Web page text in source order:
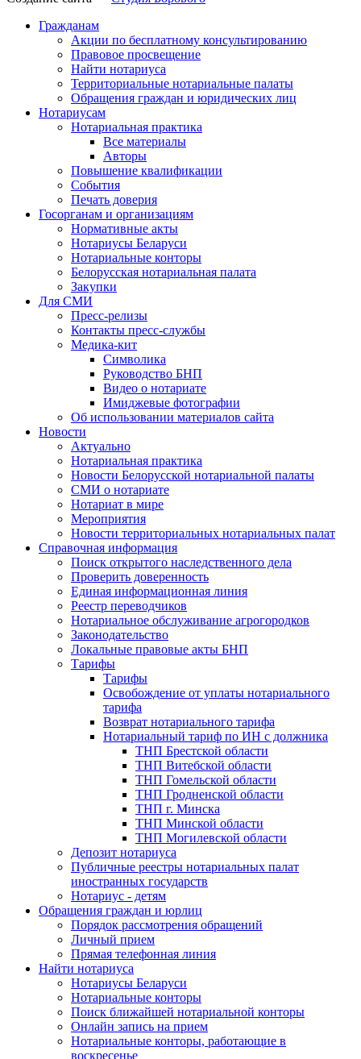
Гражданам
Акции по бесплатному консультированию
Правовое просвещение
Найти нотариуса
Территориальные нотариальные палаты
Обращения граждан и юридических лиц
Нотариусам
Нотариальная практика
Все материалы
Авторы
Повышение квалификации
События
Печать доверия
Госорганам и организациям
Нормативные акты
Нотариусы Беларуси
Нотариальные конторы
Белорусская нотариальная палата
Закупки
Для СМИ
Пресс-релизы
Контакты пресс-службы
Медика-кит
Символика
Руководство БНП
Видео о нотариате
Имиджевые фотографии
Об использовании материалов сайта
Новости
Актуально
Нотариальная практика
Новости Белорусской нотариальной палаты
СМИ о нотариате
Нотариат в мире
Мероприятия
Новости территориальных нотариальных палат
Справочная информация
Поиск открытого наследственного дела
Проверить доверенность
Единая информационная линия
Реестр переводчиков
Нотариальное обслуживание агрогородков
Законодательство
Локальные правовые акты БНП
Тарифы
Тарифы
Освобождение от уплаты нотариального
тарифа
Возврат нотариального тарифа
Нотариальный тариф по ИН с должника
ТНП Брестской области
ТНП Витебской области
ТНП Гомельской области
ТНП Гродненской области
ТНП г. Минска
ТНП Минской области
ТНП Могилевской области
Депозит нотариуса
Публичные реестры нотариальных палат
иностранных государств
Нотариус - детям
Обращения граждан и юрлиц
Порядок рассмотрения обращений
Личный прием
Прямая телефонная линия
Найти нотариуса
Нотариусы Беларуси
Нотариальные конторы
Поиск ближайшей нотариальной конторы
Онлайн запись на прием
Нотариальные конторы, работающие в
воскресенье